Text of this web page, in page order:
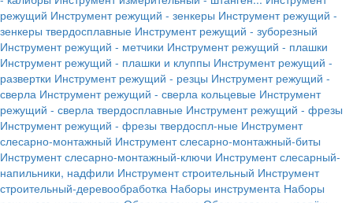
режущий Инструмент режущий - зенкеры Инструмент режущий -
зенкеры твердосплавные Инструмент режущий - зуборезный
Инструмент режущий - метчики Инструмент режущий - плашки
Инструмент режущий - плашки и клуппы Инструмент режущий -
развертки Инструмент режущий - резцы Инструмент режущий -
сверла Инструмент режущий - сверла кольцевые Инструмент
режущий - сверла твердосплавные Инструмент режущий - фрезы
Инструмент режущий - фрезы твердоспл-ные Инструмент
слесарно-монтажный Инструмент слесарно-монтажный-биты
Инструмент слесарно-монтажный-ключи Инструмент слесарный-
напильники, надфили Инструмент строительный Инструмент
строительный-деревообработка Наборы инструмента Наборы